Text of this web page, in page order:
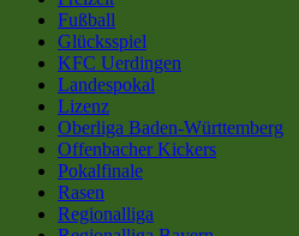
Fußball
Glücksspiel
KFC Uerdingen
Landespokal
Lizenz
Oberliga Baden-Württemberg
Offenbacher Kickers
Pokalfinale
Rasen
Regionalliga